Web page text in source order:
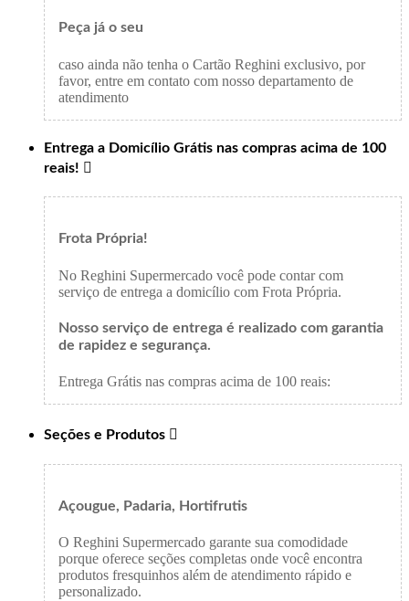
Peça já o seu
caso ainda não tenha o Cartão Reghini exclusivo, por
favor, entre em contato com nosso departamento de
atendimento
Entrega a Domicílio Grátis nas compras acima de 100
reais!
Frota Própria!
No Reghini Supermercado você pode contar com
serviço de entrega a domicílio com Frota Própria.
Nosso serviço de entrega é realizado com garantia
de rapidez e segurança.
Entrega Grátis nas compras acima de 100 reais:
Seções e Produtos 
Açougue, Padaria, Hortifrutis
O Reghini Supermercado garante sua comodidade
porque oferece seções completas onde você encontra
produtos fresquinhos além de atendimento rápido e
personalizado.